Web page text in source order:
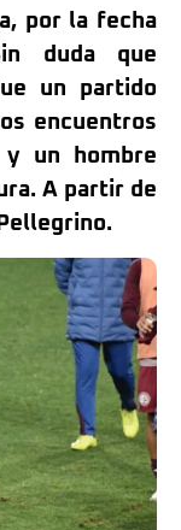
por la fecha
duda que
un partido
encuentros
y un hombre
A partir de